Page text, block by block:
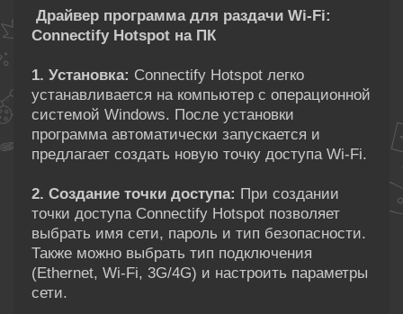
Драйвер программа для раздачи Wi-Fi:
Connectify Hotspot на ПК
1. Установка: Connectify Hotspot легко
устанавливается на компьютер с операционной
системой Windows. После установки
программа автоматически запускается и
предлагает создать новую точку доступа Wi-Fi.
2. Создание точки доступа: При создании
точки доступа Connectify Hotspot позволяет
выбрать имя сети, пароль и тип безопасности.
Также можно выбрать тип подключения
(Ethernet, Wi-Fi, 3G/4G) и настроить параметры
сети.